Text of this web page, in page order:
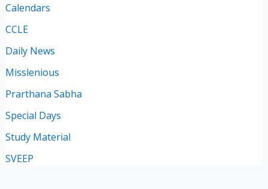
Calendars
CCLE
Daily News
Misslenious
Prarthana Sabha
Special Days
Study Material
SVEEP